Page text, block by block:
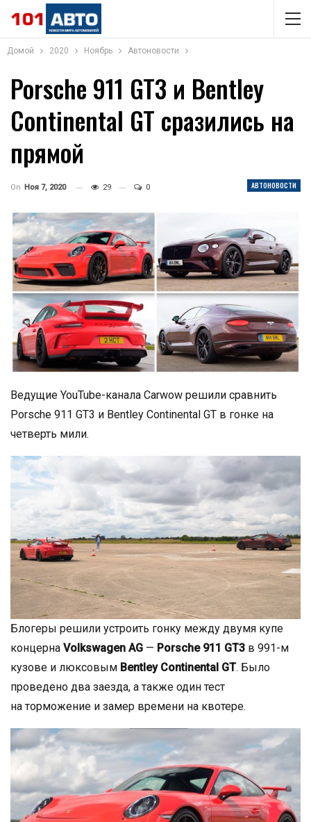
Домой 2020 Ноябрь Автоновости
Porsche 911 GT3 и Bentley
Continental GT сразились на
прямой
АВТОНОВОСТИ
On Ноя 7, 2020 29 0
Ведущие YouTube-канала Carwow решили сравнить
Porsche 911 GT3 и Bentley Continental GT в гонке на
четверть мили.
Блогеры решили устроить гонку между двумя купе
концерна Volkswagen AG — Porsche 911 GT3 в 991-м
кузове и люксовым Bentley Continental GT. Было
проведено два заезда, а также один тест
на торможение и замер времени на квотере.